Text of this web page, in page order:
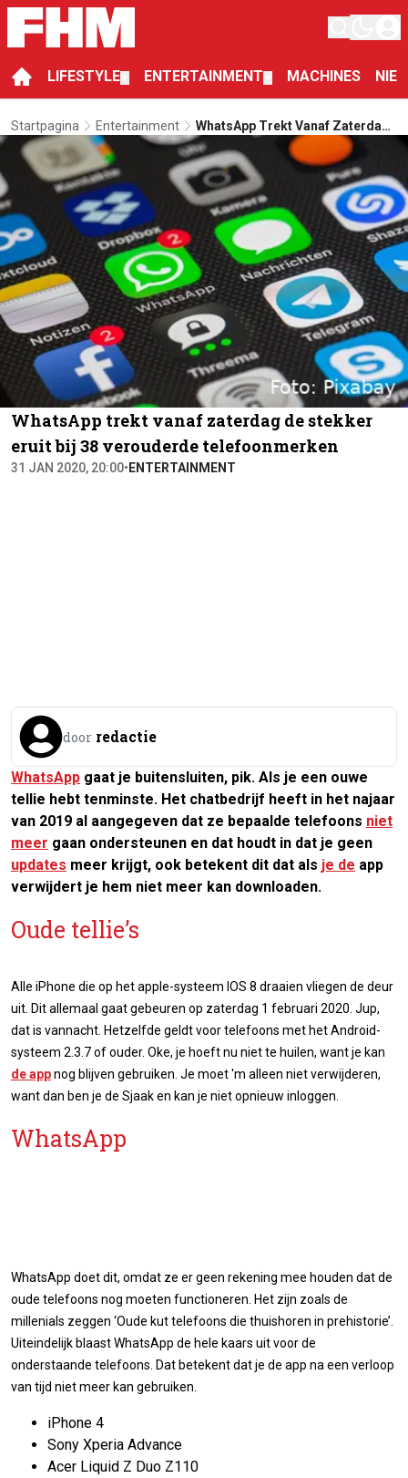
LIFESTYLE ENTERTAINMENT MACHINES
Startpagina Entertainment
WhatsApp Trekt Vanaf Zaterdag
De Stekker Eruit Bij 38
Verouderde Telefoonmerken
WhatsApp trekt vanaf zaterdag de stekker
eruit bij 38 verouderde telefoonmerken
31 JAN 2020, 20:00• ENTERTAINMENT
door redactie
WhatsApp gaat je buitensluiten, pik. Als je een ouwe
tellie hebt tenminste. Het chatbedrijf heeft in het najaar
van 2019 al aangegeven dat ze bepaalde telefoons niet
meer gaan ondersteunen en dat houdt in dat je geen
updates meer krijgt, ook betekent dit dat als je de app
verwijdert je hem niet meer kan downloaden.
Oude tellie’s
Alle iPhone die op het apple-systeem IOS 8 draaien vliegen de deur
uit. Dit allemaal gaat gebeuren op zaterdag 1 februari 2020. Jup,
dat is vannacht. Hetzelfde geldt voor telefoons met het Android-
systeem 2.3.7 of ouder. Oke, je hoeft nu niet te huilen, want je kan
de appnog blijven gebruiken. Je moet 'm alleen niet verwijderen,
want dan ben je de Sjaak en kan je niet opnieuw inloggen.
WhatsApp
WhatsApp doet dit, omdat ze er geen rekening mee houden dat de
oude telefoons nog moeten functioneren. Het zijn zoals de
millenials zeggen ‘Oude kut telefoons die thuishoren in prehistorie’.
Uiteindelijk blaast WhatsApp de hele kaars uit voor de
onderstaande telefoons. Dat betekent dat je de app na een verloop
van tijd niet meer kan gebruiken.
iPhone 4
Sony Xperia Advance
Acer Liquid Z Duo Z110